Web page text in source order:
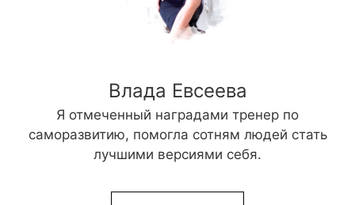
Влада Евсеева
Я отмеченный наградами тренер по
саморазвитию, помогла сотням людей стать
лучшими версиями себя.